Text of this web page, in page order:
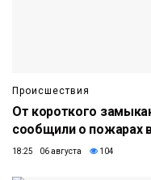
Происшествия
От короткого
сообщили о пожарах
18:25 06 августа 104